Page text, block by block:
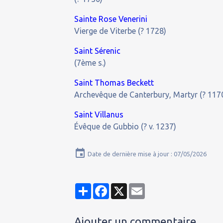
Sainte Rose Venerini
Vierge de Viterbe (? 1728)
Saint Sérenic
(7ème s.)
Saint Thomas Beckett
Archevêque de Canterbury, Martyr (?
Saint Villanus
Évêque de Gubbio (? v. 1237)
Date de dernière mise à jour : 07/05/2026
PartagerFacebook
X